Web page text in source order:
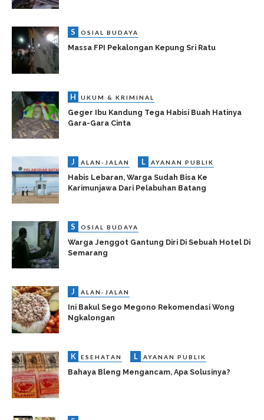
S OSIAL BUDAYA
Massa FPI Pekalongan Kepung Sri Ratu
H UKUM & KRIMINAL
Geger Ibu Kandung Tega Habisi Buah Hatinya
Gara-Gara Cinta
J ALAN-JALAN L AYANAN PUBLIK
Habis Lebaran, Warga Sudah Bisa Ke
Karimunjawa Dari Pelabuhan Batang
S OSIAL BUDAYA
Warga Jenggot Gantung Diri Di Sebuah Hotel Di
Semarang
J ALAN-JALAN
Ini Bakul Sego Megono Rekomendasi Wong
Ngkalongan
K ESEHATAN L AYANAN PUBLIK
Bahaya Bleng Mengancam, Apa Solusinya?